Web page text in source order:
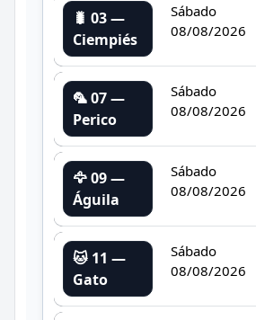
🐛 03 —
Ciempiés
Sábado
08/08/2026
🦜 07 —
Perico
Sábado
08/08/2026
🦅 09 —
Águila
Sábado
08/08/2026
🐱 11 —
Gato
Sábado
08/08/2026